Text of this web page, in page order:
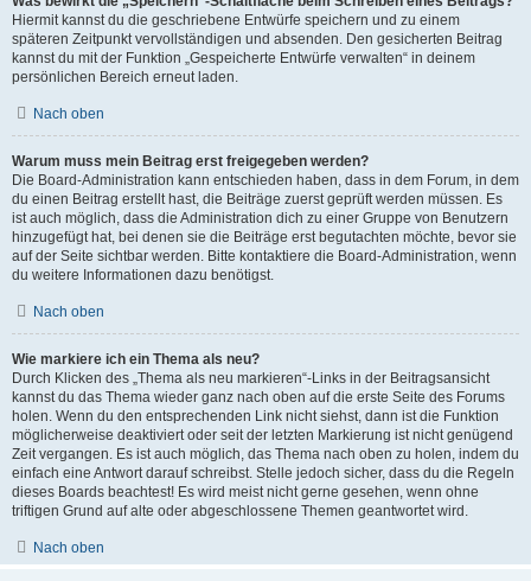
Hiermit kannst du die geschriebene Entwürfe speichern und zu einem
späteren Zeitpunkt vervollständigen und absenden. Den gesicherten Beitrag
kannst du mit der Funktion „Gespeicherte Entwürfe verwalten“ in deinem
persönlichen Bereich erneut laden.
Nach oben
Warum muss mein Beitrag erst freigegeben werden?
Die Board-Administration kann entschieden haben, dass in dem Forum, in dem
du einen Beitrag erstellt hast, die Beiträge zuerst geprüft werden müssen. Es
ist auch möglich, dass die Administration dich zu einer Gruppe von Benutzern
hinzugefügt hat, bei denen sie die Beiträge erst begutachten möchte, bevor sie
auf der Seite sichtbar werden. Bitte kontaktiere die Board-Administration, wenn
du weitere Informationen dazu benötigst.
Nach oben
Wie markiere ich ein Thema als neu?
Durch Klicken des „Thema als neu markieren“-Links in der Beitragsansicht
kannst du das Thema wieder ganz nach oben auf die erste Seite des Forums
holen. Wenn du den entsprechenden Link nicht siehst, dann ist die Funktion
möglicherweise deaktiviert oder seit der letzten Markierung ist nicht genügend
Zeit vergangen. Es ist auch möglich, das Thema nach oben zu holen, indem du
einfach eine Antwort darauf schreibst. Stelle jedoch sicher, dass du die Regeln
dieses Boards beachtest! Es wird meist nicht gerne gesehen, wenn ohne
triftigen Grund auf alte oder abgeschlossene Themen geantwortet wird.
Nach oben